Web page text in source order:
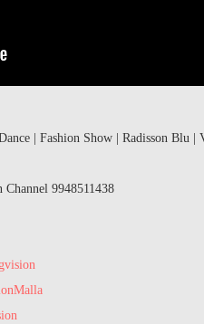
| Fashion Show | Radisson Blu |
9948511438